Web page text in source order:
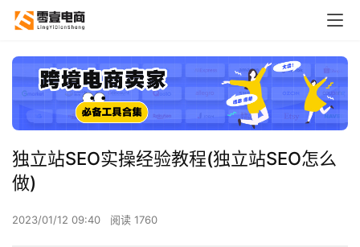
独立站SEO实操经验教程(独立站SEO怎么
做)
2023/01/12 09:40 阅读 1760